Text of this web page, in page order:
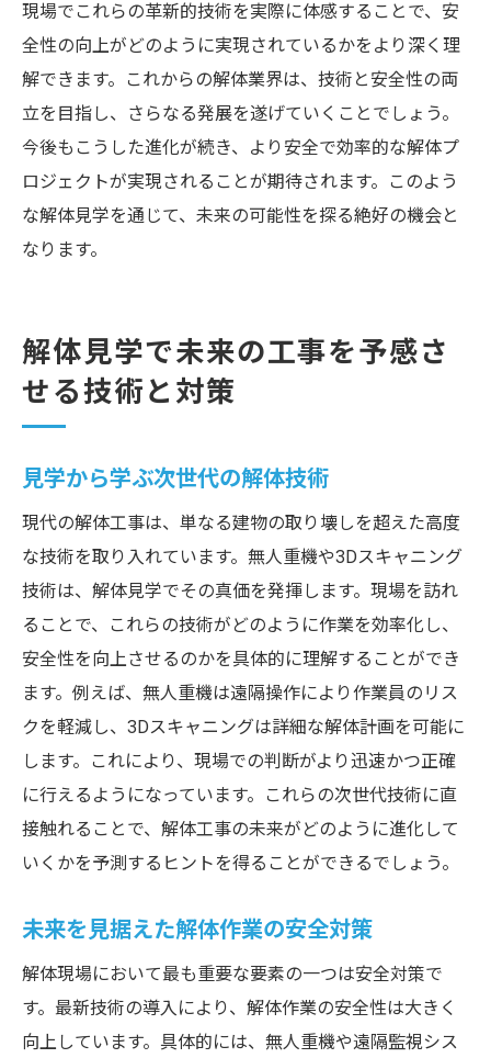
現場でこれらの革新的技術を実際に体感することで、安
全性の向上がどのように実現されているかをより深く理
解できます。これからの解体業界は、技術と安全性の両
立を目指し、さらなる発展を遂げていくことでしょう。
今後もこうした進化が続き、より安全で効率的な解体プ
ロジェクトが実現されることが期待されます。このよう
な解体見学を通じて、未来の可能性を探る絶好の機会と
なります。
解体見学で未来の工事を予感さ
せる技術と対策
見学から学ぶ次世代の解体技術
現代の解体工事は、単なる建物の取り壊しを超えた高度
な技術を取り入れています。無人重機や3Dスキャニング
技術は、解体見学でその真価を発揮します。現場を訪れ
ることで、これらの技術がどのように作業を効率化し、
安全性を向上させるのかを具体的に理解することができ
ます。例えば、無人重機は遠隔操作により作業員のリス
クを軽減し、3Dスキャニングは詳細な解体計画を可能に
します。これにより、現場での判断がより迅速かつ正確
に行えるようになっています。これらの次世代技術に直
接触れることで、解体工事の未来がどのように進化して
いくかを予測するヒントを得ることができるでしょう。
未来を見据えた解体作業の安全対策
解体現場において最も重要な要素の一つは安全対策で
す。最新技術の導入により、解体作業の安全性は大きく
向上しています。具体的には、無人重機や遠隔監視シス